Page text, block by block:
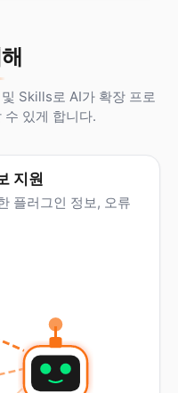
Skills로 AI가 확장 프로
수 있게 합니다.
지원
플러그인 정보, 오류